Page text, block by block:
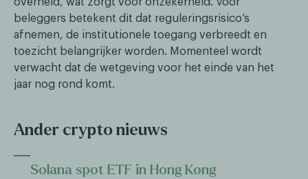
beleggers betekent dit dat reguleringsrisico’s
afnemen, de institutionele toegang verbreedt en
toezicht belangrijker worden. Momenteel wordt
verwacht dat de wetgeving voor het einde van het
jaar nog rond komt.
Ander crypto nieuws
Solana spot ETF in Hong Kong